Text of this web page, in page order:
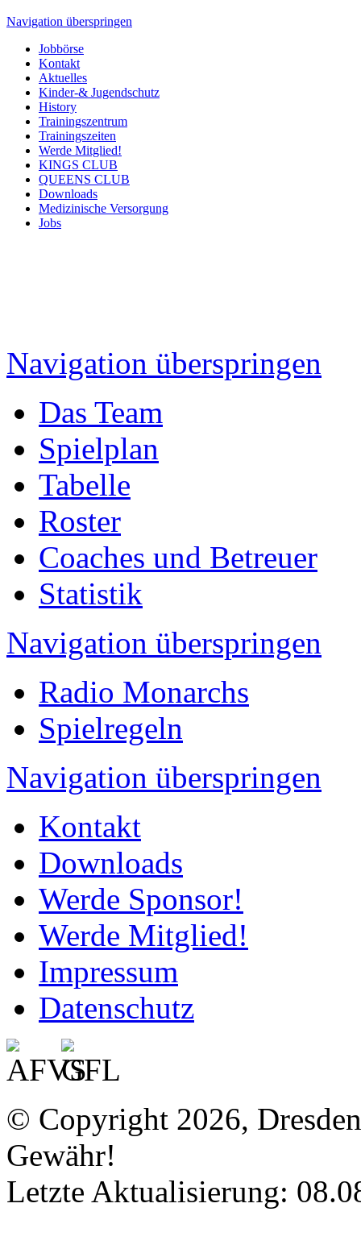
Navigation überspringen
Jobbörse
Kontakt
Aktuelles
Kinder-& Jugendschutz
History
Trainingszentrum
Trainingszeiten
Werde Mitglied!
KINGS CLUB
QUEENS CLUB
Downloads
Medizinische Versorgung
Jobs
Navigation überspringen
Das Team
Spielplan
Tabelle
Roster
Coaches und Betreuer
Statistik
Navigation überspringen
Radio Monarchs
Spielregeln
Navigation überspringen
Kontakt
Downloads
Werde Sponsor!
Werde Mitglied!
Impressum
Datenschutz
© Copyright 2026,
Gewähr!
Letzte Aktualisierung: